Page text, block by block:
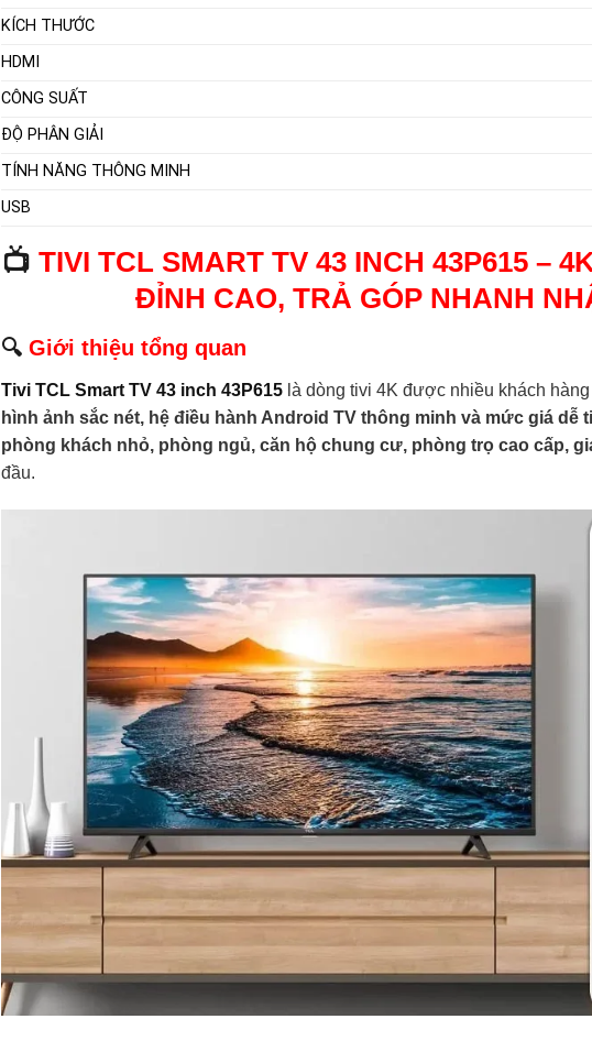
KÍCH THƯỚC
HDMI
CÔNG SUẤT
ĐỘ PHÂN GIẢI
TÍNH NĂNG THÔNG MINH
USB
📺 TIVI TCL SMART TV 43 INCH 43P615 –
ĐỈNH CAO, TRẢ GÓP NHANH
🔍 Giới thiệu tổng quan
Tivi TCL Smart TV 43 inch 43P615 là dòng tivi 4K được nhiều khách
hình ảnh sắc nét, hệ điều hành Android TV thông minh và mức giá dễ
phòng khách nhỏ, phòng ngủ, căn hộ chung cư, phòng trọ cao cấp,
đầu.